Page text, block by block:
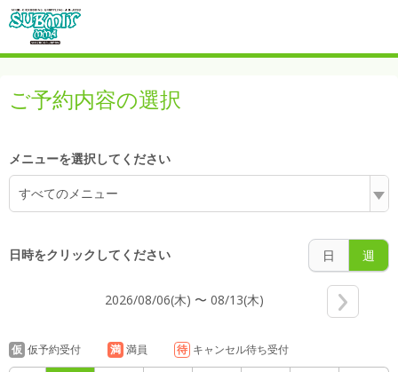
ご予約内容の選択
メニューを選択してください
すべてのメニュー
日時をクリックしてください 日 週
2026/08/06(木) 〜 08/13(木)
仮 仮予約受付 満 満員 待 キャンセル待ち受付
6:00